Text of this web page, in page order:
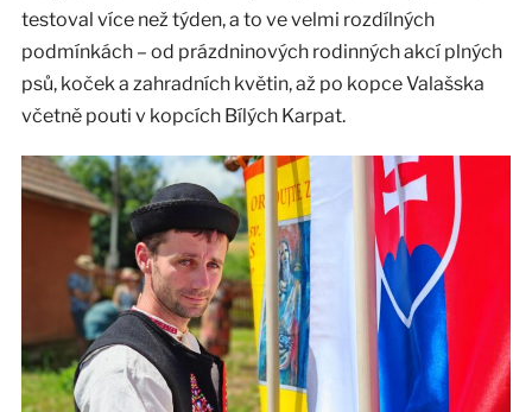
testoval více než týden, a to ve velmi rozdílných
podmínkách – od prázdninových rodinných akcí plných
psů, koček a zahradních květin, až po kopce Valašska
včetně pouti v kopcích Bílých Karpat.